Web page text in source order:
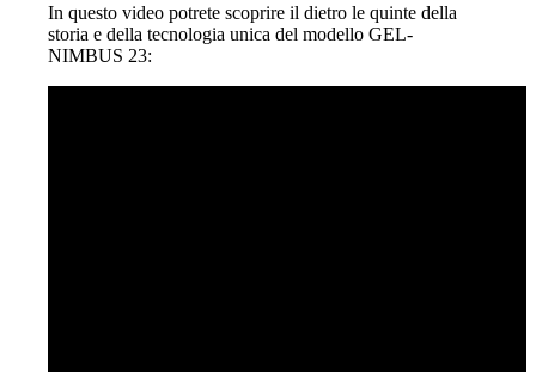
In questo video potrete scoprire il dietro le quinte della
storia e della tecnologia unica del modello GEL-
NIMBUS 23: